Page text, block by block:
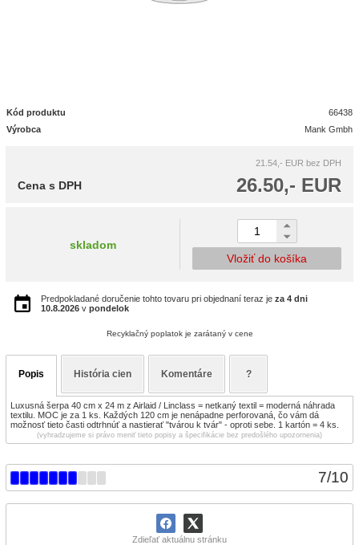
7/10
Zdieľať aktuálnu stránku
Kód produktu
66438
Výrobca
Mank Gmbh
21.54,- EUR bez DPH
26.50,- EUR
Cena s DPH
skladom
Vložiť do košíka
Predpokladané doručenie tohto tovaru pri objednaní teraz je za 4 dni
10.8.2026 v pondelok
Recyklačný poplatok je zarátaný v cene
Popis História cien Komentáre ?
Luxusná šerpa 40 cm x 24 m z Airlaid / Linclass = netkaný textil = moderná náhrada
textilu. MOC je za 1 ks. Každých 120 cm je nenápadne perforovaná, čo vám dá
možnosť tieto časti odtrhnúť a nastierať "tvárou k tvár" - oproti sebe. 1 kartón = 4 ks.
(vyhradzujeme si právo meniť tieto popisy a špecifikácie bez predošlého upozornenia)